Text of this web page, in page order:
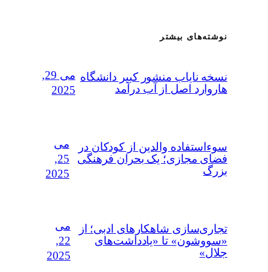
نوشته‌های بیشتر
نسخه نایاب منشور کبیر دانشگاه
هاروارد اصل از آب درآمد
می 29,
2025
سوءاستفاده‌ والدین از کودکان در
فضای مجازی؛ یک بحران فرهنگی
بزرگ
می
25,
2025
تجاری‌سازی شاهکارهای ادبی؛ از
«سووشون» تا «یادداشت‌های
جلال»
می
22,
2025